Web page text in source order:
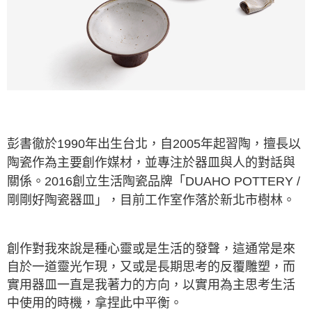
５．嚴禁一人註冊多個帳號或使用他人資訊註冊。若發現惡意使用之情形，
恩沛科技股份有限公司將有權停止該用戶之使用額度並採取法律行動。
彭書徹於1990年出生台北，自2005年起習陶，擅長以
陶瓷作為主要創作媒材，並專注於器皿與人的對話與
關係。2016創立生活陶瓷品牌「DUAHO POTTERY /
剛剛好陶瓷器皿」，目前工作室作落於新北市樹林。
創作對我來說是種心靈或是生活的發聲，這通常是來
自於一道靈光乍現，又或是長期思考的反覆雕塑，而
實用器皿一直是我著力的方向，以實用為主思考生活
中使用的時機，拿捏此中平衡。